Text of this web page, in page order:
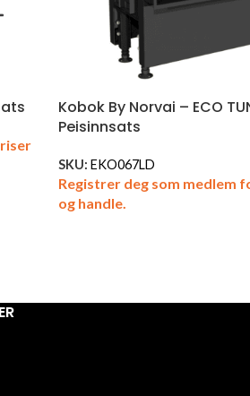
Kobok By Norvai – ECO
Peisinnsats
SKU: EKO067LD
Registrer deg som medlem
og handle.